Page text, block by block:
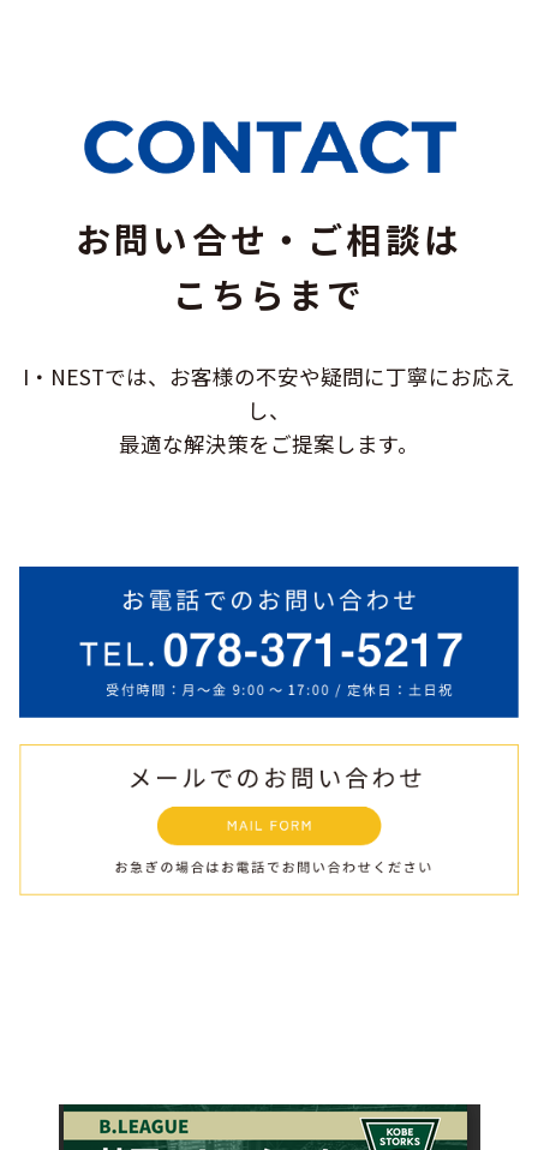
お問い合せ・ご相談は
こちらまで
I・NESTでは、お客様の不安や疑問に丁寧にお応え
し、
最適な解決策をご提案します。